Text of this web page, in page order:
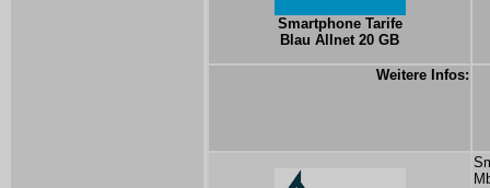
Smartphone Tarife
Blau Allnet 20 GB
Weitere Infos: